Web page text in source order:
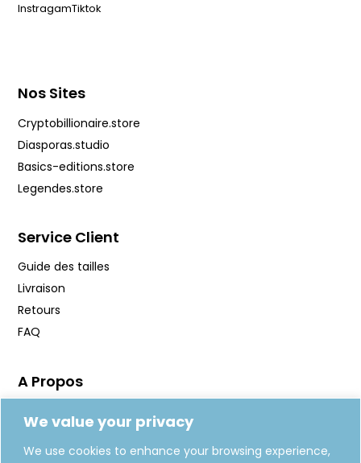
We value your privacy
We use cookies to enhance your browsing experience,
InstragamTiktok
Nos Sites
Cryptobillionaire.store
Diasporas.studio
Basics-editions.store
Legendes.store
Service Client
Guide des tailles
Livraison
Retours
FAQ
A Propos
Fabrication